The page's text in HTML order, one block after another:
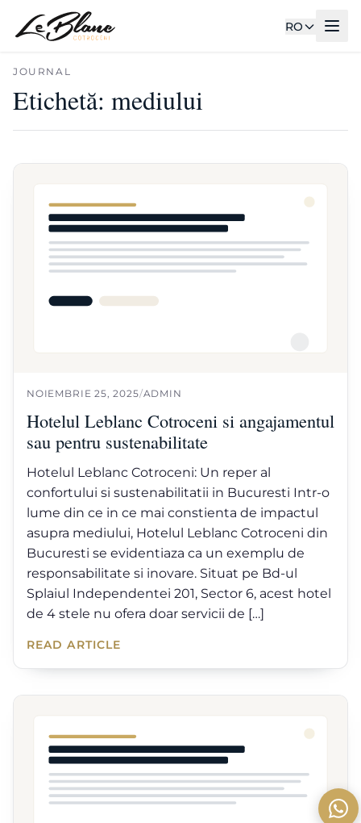
RO
JOURNAL
Etichetă: mediului
NOIEMBRIE 25, 2025/ADMIN
Hotelul Leblanc Cotroceni si angajamentul
sau pentru sustenabilitate
Hotelul Leblanc Cotroceni: Un reper al
confortului si sustenabilitatii in Bucuresti Intr-o
lume din ce in ce mai constienta de impactul
asupra mediului, Hotelul Leblanc Cotroceni din
Bucuresti se evidentiaza ca un exemplu de
responsabilitate si inovare. Situat pe Bd-ul
Splaiul Independentei 201, Sector 6, acest hotel
de 4 stele nu ofera doar servicii de […]
READ ARTICLE